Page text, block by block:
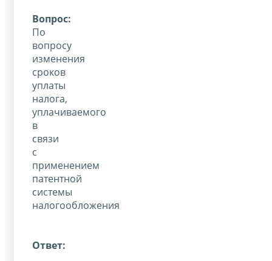
Вопрос:
По
вопросу
изменения
сроков
уплаты
налога,
уплачиваемого
в
связи
с
применением
патентной
системы
налогообложения
Ответ: